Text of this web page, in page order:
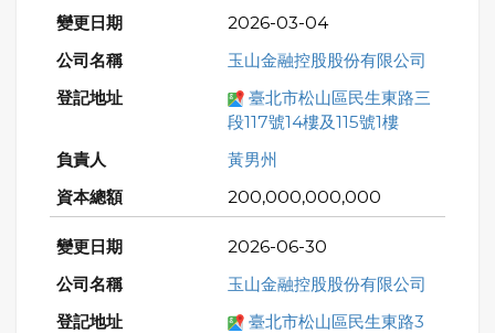
2026-03-04
玉山金融控股股份有限公司
臺北市松山區民生東路三
段117號14樓及115號1樓
黃男州
200,000,000,000
2026-06-30
玉山金融控股股份有限公司
臺北市松山區民生東路3